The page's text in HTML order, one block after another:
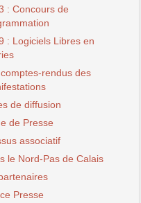
: Concours de
: Logiciels Libres en
rendus des
de diffusion
de Presse
associatif
le Nord-Pas de Calais
Presse